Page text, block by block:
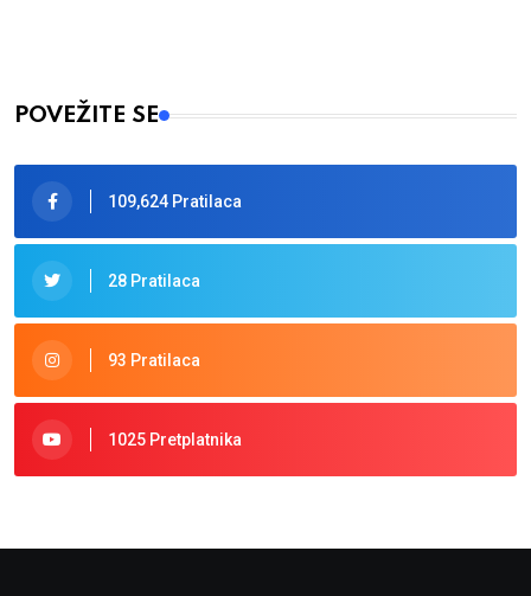
POVEŽITE SE
109,624 Pratilaca
28 Pratilaca
93 Pratilaca
1025 Pretplatnika